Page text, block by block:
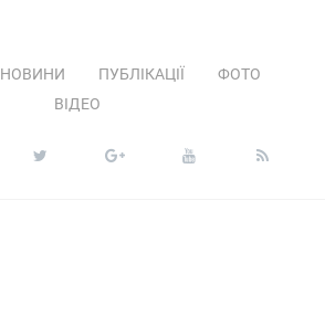
НОВИНИ ПУБЛІКАЦІЇ
ФОТО
ВІДЕО